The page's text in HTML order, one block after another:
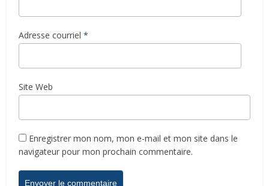
Adresse courriel *
Site Web
Enregistrer mon nom, mon e-mail et mon site dans le
navigateur pour mon prochain commentaire.